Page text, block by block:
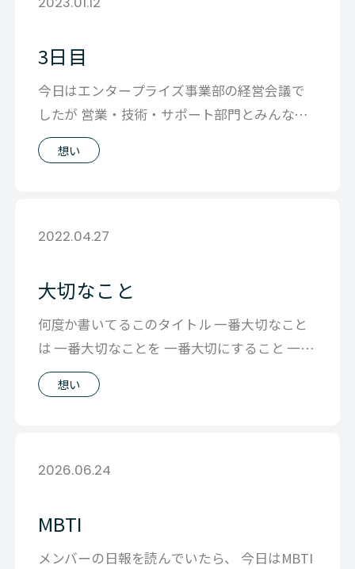
3日目
今日はエンタープライズ事業部の経営会議で
したが 営業・技術・サポート部門とみんなが
あつまって 自分達で目標を決めて、どう
想い
2022.04.27
大切なこと
何度か書いてるこのタイトル 一番大切なこと
は 一番大切なことを 一番大切にすること 一番
大切にしたいことを 本当に大切に
想い
2026.06.24
MBTI
メンバーの日報を読んでいたら、 今日はMBTI